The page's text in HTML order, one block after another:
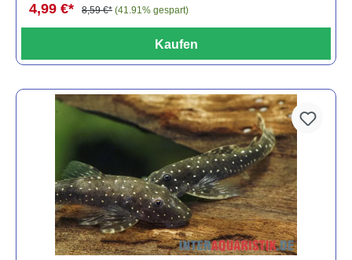
4,99 €* 8,59 €* (41.91% gespart)
Kaufen